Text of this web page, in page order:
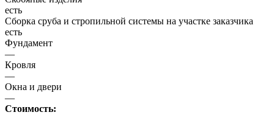
есть
Сборка сруба и стропильной системы на участке заказчика
есть
Фундамент
—
Кровля
—
Окна и двери
—
Стоимость: